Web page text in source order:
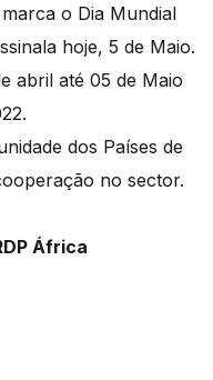
o Dia Mundial
hoje, 5 de Maio.
abril até 05 de Maio
dos Países de
no sector.
África